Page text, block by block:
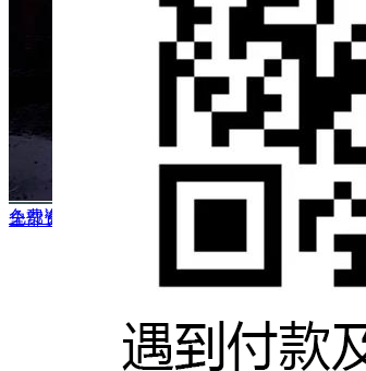
全部资源
免费资源 粤语电影